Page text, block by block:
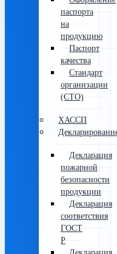
паспорта
на
продукцию
Паспорт
качества
Стандарт
организации
(СТО)
ХАССП
Декларация
пожарной
безопасности
продукции
Декларация
соответствия
ГОСТ
Р